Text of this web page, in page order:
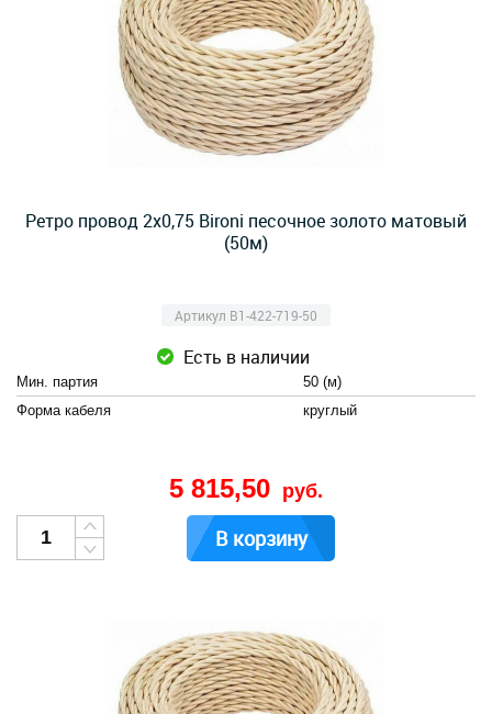
Ретро провод 2х0,75 Bironi песочное золото матовый
(50м)
Артикул B1-422-719-50
Есть в наличии
Мин. партия
50 (м)
Форма кабеля
круглый
5 815,50 руб.
В корзину